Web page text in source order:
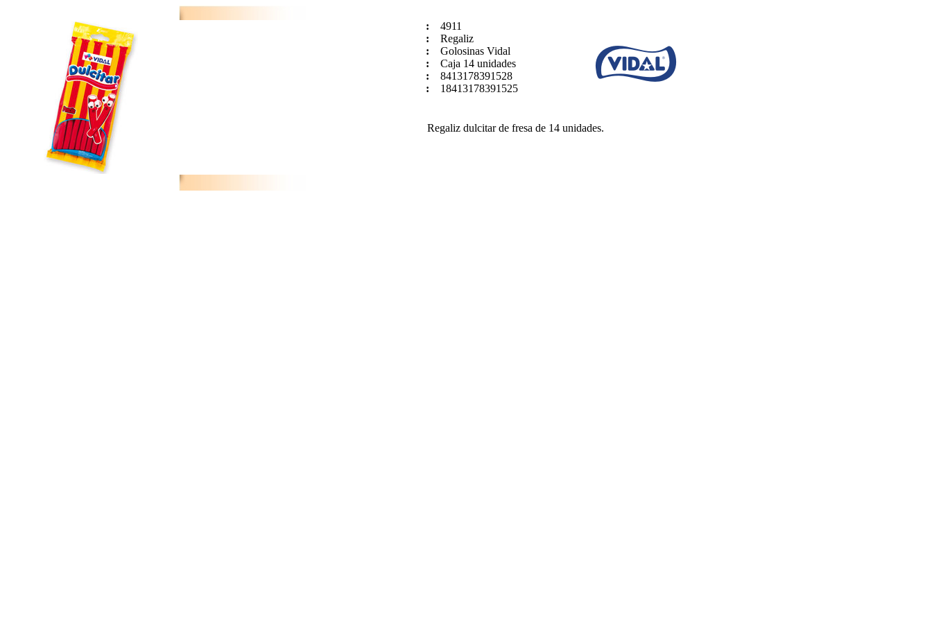
:
4911
:
Regaliz
:
Golosinas Vidal
:
Caja 14 unidades
:
8413178391528
:
18413178391525
Regaliz dulcitar de fresa de 14 unidades.